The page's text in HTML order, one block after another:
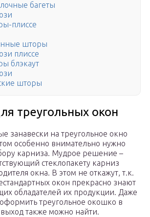
багеты
плиссе
шторы
плиссе
блэкаут
шторы
треугольных окон
занавески на треугольное окно
особенно внимательно нужно
карниза. Мудрое решение –
стеклопакету карниз
окна. В этом не откажут, т.к.
окон прекрасно знают
обладателей их продукции. Даже
треугольное окошко в
также можно найти.